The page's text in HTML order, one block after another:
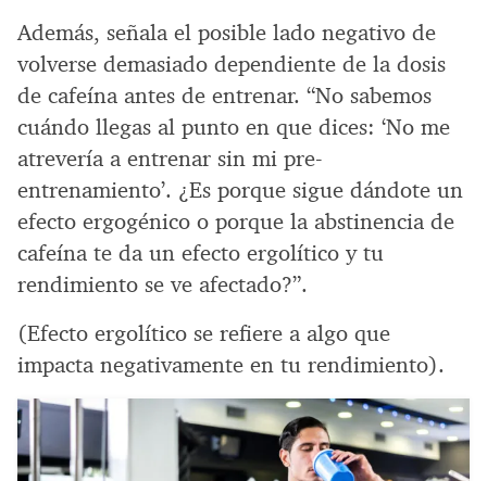
Además, señala el posible lado negativo de
volverse demasiado dependiente de la dosis
de cafeína antes de entrenar. “No sabemos
cuándo llegas al punto en que dices: ‘No me
atrevería a entrenar sin mi pre-
entrenamiento’. ¿Es porque sigue dándote un
efecto ergogénico o porque la abstinencia de
cafeína te da un efecto ergolítico y tu
rendimiento se ve afectado?”.
(Efecto ergolítico se refiere a algo que
impacta negativamente en tu rendimiento).